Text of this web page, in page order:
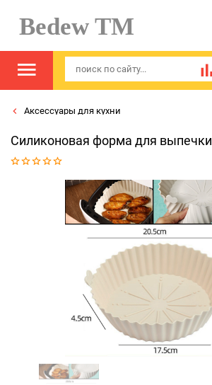
Bedew TM
Аксессуары для кухни
Силиконовая форма для выпечки